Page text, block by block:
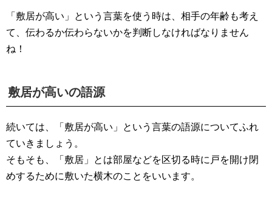
「敷居が高い」という言葉を使う時は、相手の年齢も考え
て、伝わるか伝わらないかを判断しなければなりません
ね！
敷居が高いの語源
続いては、「敷居が高い」という言葉の語源についてふれ
ていきましょう。
そもそも、「敷居」とは部屋などを区切る時に戸を開け閉
めするために敷いた横木のことをいいます。